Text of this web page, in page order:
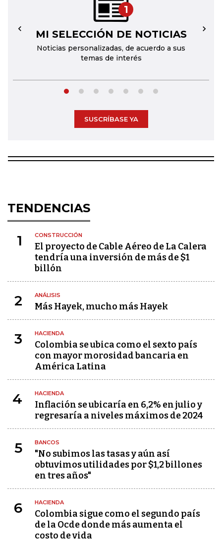
1
MI SELECCIÓN DE NOTICIAS
Noticias personalizadas, de acuerdo a sus
temas de interés
← →
SUSCRÍBASE YA
TENDENCIAS
1 CONSTRUCCIÓN
El proyecto de Cable Aéreo de La Calera
tendría una inversión de más de $1
billón
2 ANÁLISIS
Más Hayek, mucho más Hayek
3 HACIENDA
Colombia se ubica como el sexto país
con mayor morosidad bancaria en
América Latina
4 HACIENDA
Inflación se ubicaría en 6,2% en julio y
regresaría a niveles máximos de 2024
5 BANCOS
"No subimos las tasas y aún así
obtuvimos utilidades por $1,2 billones
en tres años"
6 HACIENDA
Colombia sigue como el segundo país
de la Ocde donde más aumenta el
costo de vida